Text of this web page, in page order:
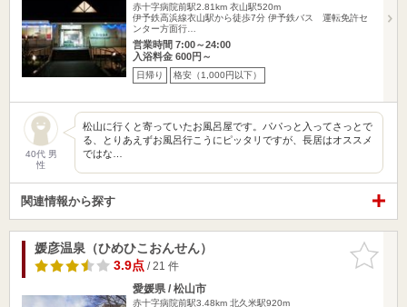
赤十字病院前駅2.81km 衣山駅520m
伊予鉄高浜線衣山駅から徒歩7分 伊予鉄バス 運転免許セ
ンター方面行…
営業時間 7:00～24:00
入浴料金 600円～
日帰り 格安（1,000円以下）
40代 男
性
松山に行くと寄っていたお風呂屋です。パパっと入ってさっとで
る、とりあえずお風呂行こうにピッタリですが、長居はオススメ
ではな…
関連情報から探す
お気に入
りに追加
媛彦温泉（ひめひこおんせん）
3.9点/ 21 件
愛媛県 / 松山市
赤十字病院前駅3.48km 北久米駅920m